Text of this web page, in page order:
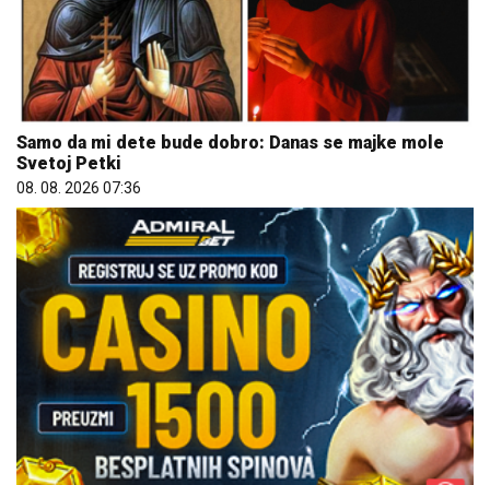
Samo da mi dete bude dobro: Danas se majke mole
Svetoj Petki
08. 08. 2026 07:36